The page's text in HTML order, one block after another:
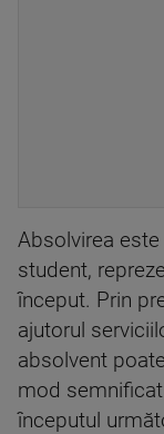
Absolvirea
student,
început. Prin
ajutorul
absolvent
mod
începutul